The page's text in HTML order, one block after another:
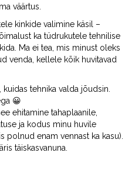
väärtus.
kinkide valimine käsil –
ka tüdrukutele tehnilise
Ma ei tea, mis minust oleks
venda, kellele kõik huvitavad
tehnika valda jõudsin.
😀
ehitamine tahaplaanile,
ja kodus minu huvile
polnud enam vennast ka kasu).
täiskasvanuna.